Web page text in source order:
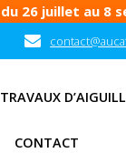
26 juillet au 8
TRAVAUX
CONTACT